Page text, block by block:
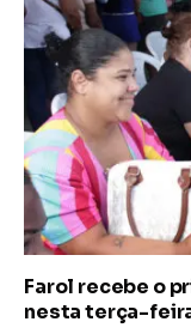
Farol recebe o
nesta terça-